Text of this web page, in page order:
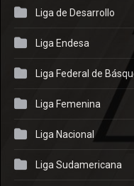
Liga de Desarrollo
Liga Endesa
Liga Federal de
Liga Femenina
Liga Nacional
Liga Sudamericana